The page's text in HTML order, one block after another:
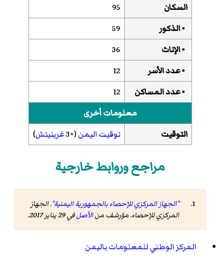
السكان
95
• الذكور
59
• الإناث
36
• عدد الأسر
12
• عدد المساكن
12
معلومات أخرى
التوقيت
توقيت اليمن(+3 غرينيتش)
مراجع وروابط خارجية
"الجهاز المركزي للإحصاء بالجمهورية اليمنية". الجهاز
المركزي للإحصاء. مؤرشف منالأصلفي 29 يناير 2017 .
المركز الوطني للمعلومات باليمن